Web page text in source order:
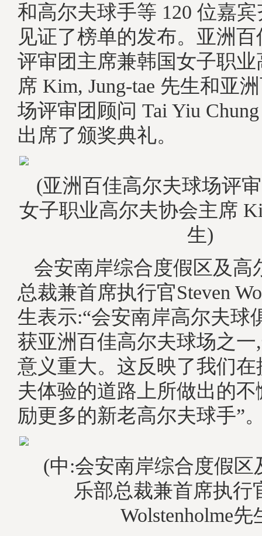
和高尔夫球手等 120 位嘉
见证了榜单的发布。亚洲
评审团主席兼韩国女子职
席 Kim, Jung-tae 先生和亚
场评审团顾问 Tai Yiu
出席了颁奖典礼。
(亚洲百佳高尔夫球场评
女子职业高尔夫协会主席
生)
会安南岸综合度假区及高
总裁兼首席执行官Steven
生表示:“会安南岸高尔夫球
获亚洲百佳高尔夫球场之
意义重大。这反映了我们
夫体验的道路上所做出的
励更多的新老高尔夫球手”
(中:会安南岸综合度假区
乐部总裁兼首席执行
Wolstenholme先